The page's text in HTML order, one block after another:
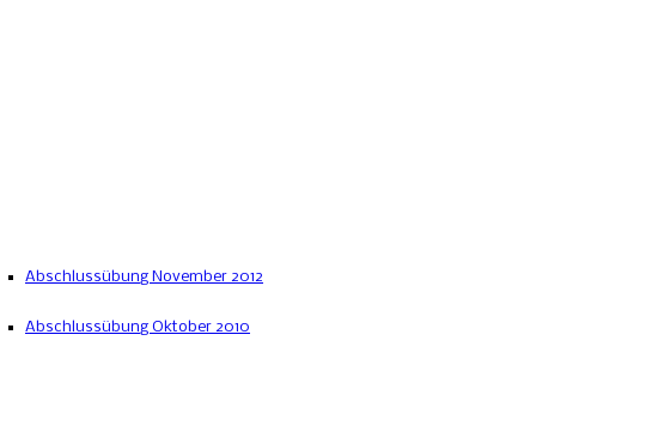
Abschlussübung November 2012
Abschlussübung Oktober 2010